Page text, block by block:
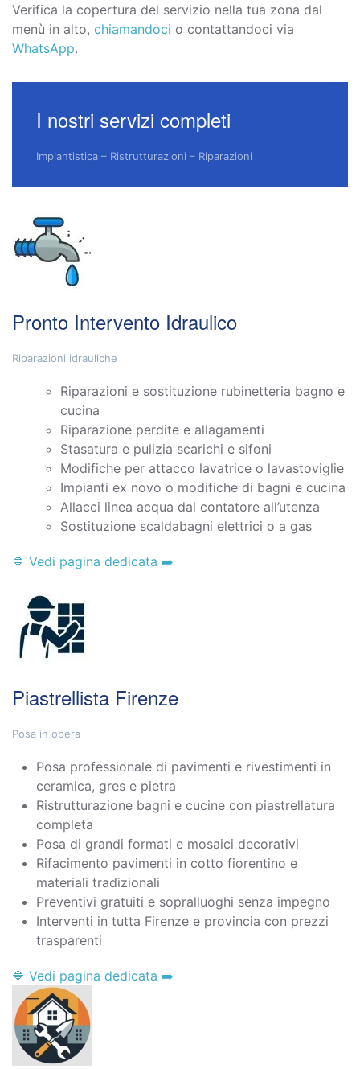
Verifica la copertura del servizio nella tua zona dal
menù in alto, chiamandoci o contattandoci via
WhatsApp.
I nostri servizi completi
Impiantistica – Ristrutturazioni – Riparazioni
Pronto Intervento Idraulico
Riparazioni idrauliche
Riparazioni e sostituzione rubinetteria bagno e
cucina
Riparazione perdite e allagamenti
Stasatura e pulizia scarichi e sifoni
Modifiche per attacco lavatrice o lavastoviglie
Impianti ex novo o modifiche di bagni e cucina
Allacci linea acqua dal contatore all’utenza
Sostituzione scaldabagni elettrici o a gas
🔷 Vedi pagina dedicata ➡️
Piastrellista Firenze
Posa in opera
Posa professionale di pavimenti e rivestimenti in
ceramica, gres e pietra
Ristrutturazione bagni e cucine con piastrellatura
completa
Posa di grandi formati e mosaici decorativi
Rifacimento pavimenti in cotto fiorentino e
materiali tradizionali
Preventivi gratuiti e sopralluoghi senza impegno
Interventi in tutta Firenze e provincia con prezzi
trasparenti
🔷 Vedi pagina dedicata ➡️